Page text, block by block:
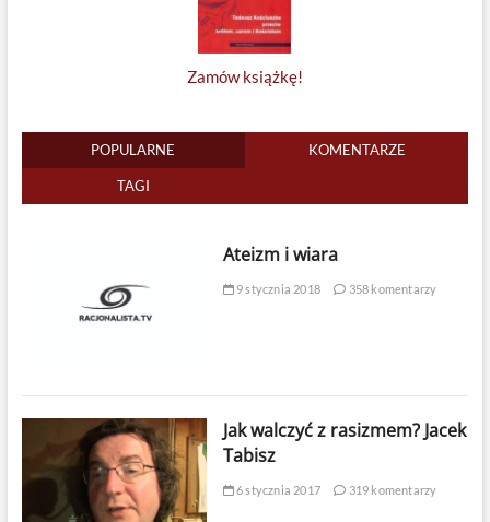
Zamów książkę!
POPULARNE KOMENTARZE
TAGI
Ateizm i wiara
9 stycznia 2018 358 komentarzy
Jak walczyć z rasizmem? Jacek
Tabisz
6 stycznia 2017 319 komentarzy